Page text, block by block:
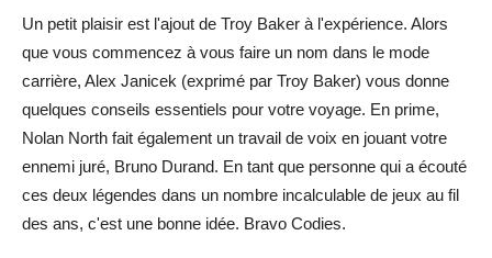
Un petit plaisir est l'ajout de Troy Baker à l'expérience. Alors
que vous commencez à vous faire un nom dans le mode
carrière, Alex Janicek (exprimé par Troy Baker) vous donne
quelques conseils essentiels pour votre voyage. En prime,
Nolan North fait également un travail de voix en jouant votre
ennemi juré, Bruno Durand. En tant que personne qui a écouté
ces deux légendes dans un nombre incalculable de jeux au fil
des ans, c'est une bonne idée. Bravo Codies.